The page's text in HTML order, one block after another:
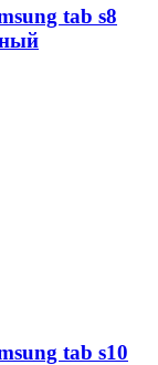
tab s8
tab s10